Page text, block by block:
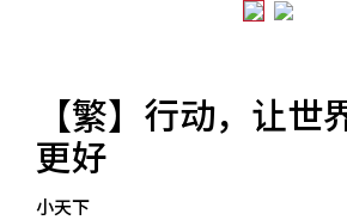
【繁】行动，让世
更好
小天下